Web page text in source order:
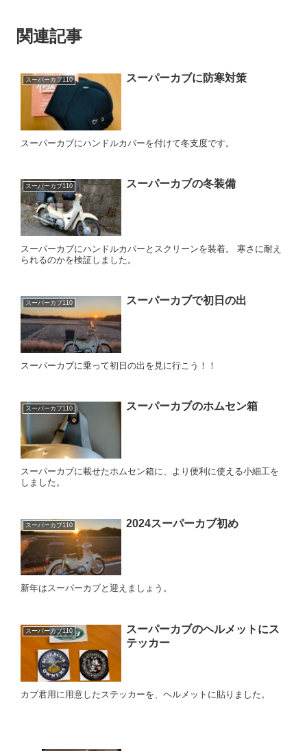
関連記事
スーパーカブ110 スーパーカブに防寒対策
スーパーカブにハンドルカバーを付けて冬支度です。
スーパーカブ110 スーパーカブの冬装備
スーパーカブにハンドルカバーとスクリーンを装着。 寒さに耐え
られるのかを検証しました。
スーパーカブ110 スーパーカブで初日の出
スーパーカブに乗って初日の出を見に行こう！！
スーパーカブ110 スーパーカブのホムセン箱
スーパーカブに載せたホムセン箱に、より便利に使える小細工を
しました。
スーパーカブ110 2024スーパーカブ初め
新年はスーパーカブと迎えましょう。
スーパーカブ110
スーパーカブのヘルメットにス
テッカー
カブ君用に用意したステッカーを、ヘルメットに貼りました。